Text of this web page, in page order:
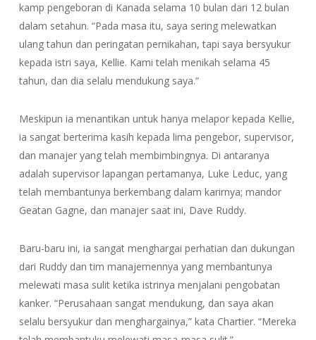
kamp pengeboran di Kanada selama 10 bulan dari 12 bulan
dalam setahun. “Pada masa itu, saya sering melewatkan
ulang tahun dan peringatan pernikahan, tapi saya bersyukur
kepada istri saya, Kellie. Kami telah menikah selama 45
tahun, dan dia selalu mendukung saya.”
Meskipun ia menantikan untuk hanya melapor kepada Kellie,
ia sangat berterima kasih kepada lima pengebor, supervisor,
dan manajer yang telah membimbingnya. Di antaranya
adalah supervisor lapangan pertamanya, Luke Leduc, yang
telah membantunya berkembang dalam karirnya; mandor
Geatan Gagne, dan manajer saat ini, Dave Ruddy.
Baru-baru ini, ia sangat menghargai perhatian dan dukungan
dari Ruddy dan tim manajemennya yang membantunya
melewati masa sulit ketika istrinya menjalani pengobatan
kanker. “Perusahaan sangat mendukung, dan saya akan
selalu bersyukur dan menghargainya,” kata Chartier. “Mereka